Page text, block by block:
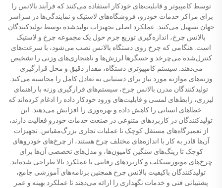
توسط کامپیوتر و قابلیت‌های خودکار استفاده می‌کنند که فرآیند بالانس را
برای مراکز خدمات خودرو، فروشگاه‌های لاستیک و نمایندگی‌ها در سراسر
جهان تسهیل می‌کنند. عملکرد اصلی تجهیزات تولیدشده توسط تولیدکنندگان
بالانس چرخ، اندازه‌گیری توزیع جرم حول یک مجموعه چرخ و لاستیک
است. هنگامی که چرخ روی دستگاه بالانس نصب می‌شود، با سرعت‌های
کنترل‌شده می‌چرخد و حسگرها لرزش‌ها و ناهنجاری‌های وزنی را تشخیص
می‌دهند. سیستم کامپیوتری دستگاه، مقدار دقیق و محل قرارگیری
وزنه‌های موازنه مورد نیاز برای دستیابی به تعادل کامل را محاسبه می‌کند.
تولیدکنندگان مدرن بالانس چرخ، سیستم‌های قرارگیری وزنه با راهنمای
لیزری، رابط‌های لمسی و قابلیت‌های ورود خودکار داده را ادغام کرده‌اند که
خطاهای انسانی را کاهش داده و بهره‌وری را افزایش می‌دهند. این
تولیدکنندگان در کاربردهای متنوعی در صنعت خدمات خودرو فعالیت دارند،
از تعمیرگاه‌های مستقل کوچک تا عملیات تجاری بزرگ‌مقیاس. تجهیزات
آن‌ها قادر به کار با اندازه‌های مختلف چرخ هستند، از چرخ‌های خودروهای
کوچک تا رینگ‌های سنگین کامیون‌ها، و مدل‌های تخصصی آن‌ها برای
چرخ‌های موتورسیکلت و کاربردهای رقابتی با عملکرد بالا طراحی شده‌اند.
تولیدکنندگان باکیفیت بالانس چرخ همچنین برنامه‌های آموزشی جامع،
پشتیبانی فنی و خدمات نگهداری را ارائه می‌دهند تا عملکرد بهینه و عمر